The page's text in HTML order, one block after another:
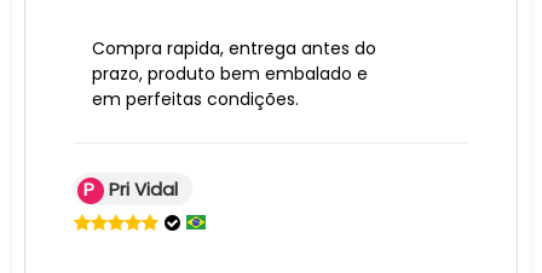
Compra rapida, entrega antes do
prazo, produto bem embalado e
em perfeitas condições.
P Pri Vidal